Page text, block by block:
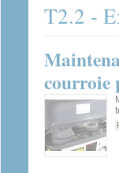
T2.2 -
courroie